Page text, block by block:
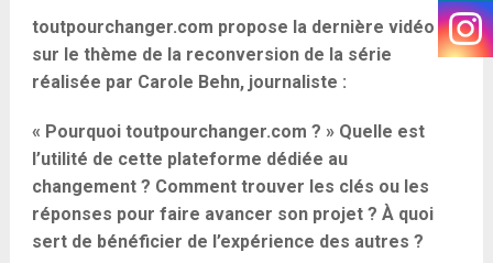
toutpourchanger.com propose la dernière vidéo
sur le thème de la reconversion de la série
réalisée par Carole Behn, journaliste :
« Pourquoi toutpourchanger.com ? » Quelle est
l’utilité de cette plateforme dédiée au
changement ? Comment trouver les clés ou les
réponses pour faire avancer son projet ? À quoi
sert de bénéficier de l’expérience des autres ?